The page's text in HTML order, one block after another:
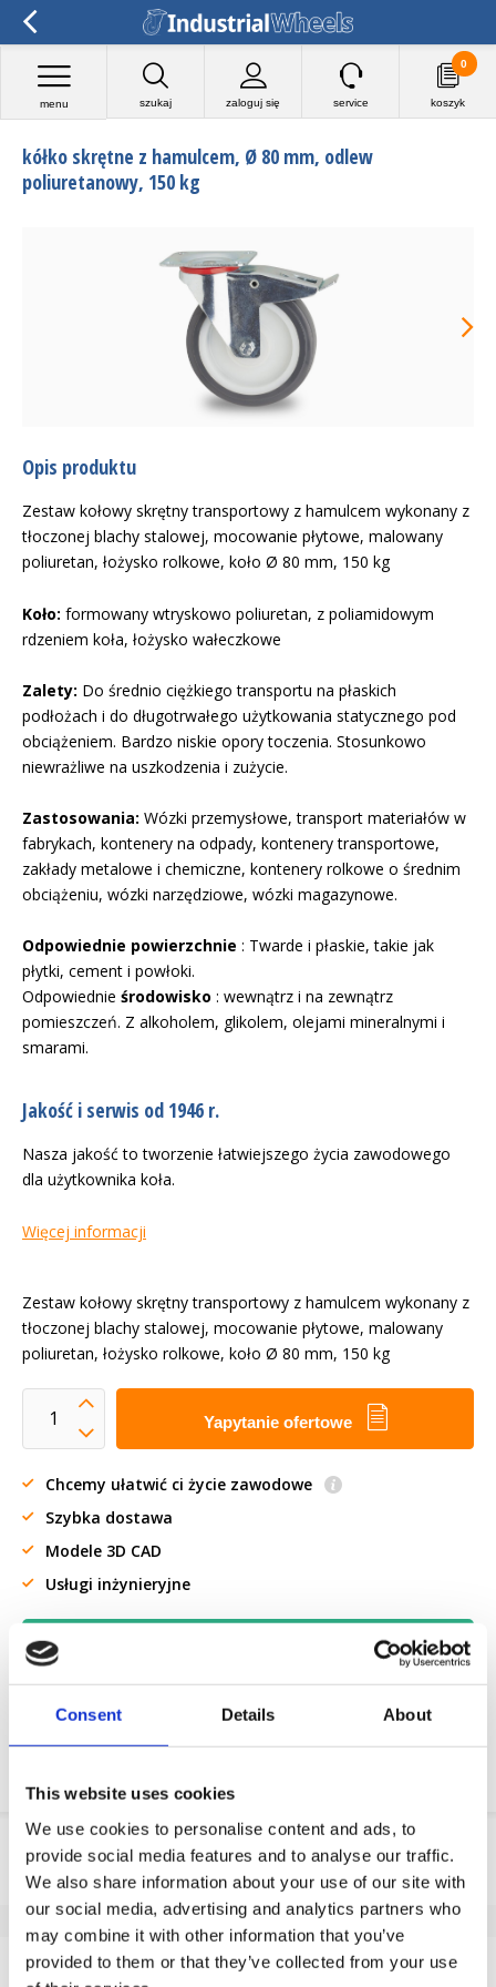
Consent Details About
This website uses cookies
We use cookies to personalise content and ads, to
provide social media features and to analyse our traffic.
We also share information about your use of our site with
our social media, advertising and analytics partners who
may combine it with other information that you’ve
provided to them or that they’ve collected from your use
szukaj zaloguj się
menu service koszyk
0
kółko skrętne z hamulcem, Ø 80 mm, odlew
poliuretanowy, 150 kg
Opis produktu
Zestaw kołowy skrętny transportowy z hamulcem wykonany z
tłoczonej blachy stalowej, mocowanie płytowe, malowany
poliuretan, łożysko rolkowe, koło Ø 80 mm, 150 kg
Koło: formowany wtryskowo poliuretan, z poliamidowym
rdzeniem koła, łożysko wałeczkowe
Zalety: Do średnio ciężkiego transportu na płaskich
podłożach i do długotrwałego użytkowania statycznego pod
obciążeniem. Bardzo niskie opory toczenia. Stosunkowo
niewrażliwe na uszkodzenia i zużycie.
Zastosowania: Wózki przemysłowe, transport materiałów w
fabrykach, kontenery na odpady, kontenery transportowe,
zakłady metalowe i chemiczne, kontenery rolkowe o średnim
obciążeniu, wózki narzędziowe, wózki magazynowe.
Odpowiednie powierzchnie : Twarde i płaskie, takie jak
płytki, cement i powłoki.
Odpowiednie środowisko : wewnątrz i na zewnątrz
pomieszczeń. Z alkoholem, glikolem, olejami mineralnymi i
smarami.
Jakość i serwis od 1946 r.
Nasza jakość to tworzenie łatwiejszego życia zawodowego
dla użytkownika koła.
Więcej informacji
Zestaw kołowy skrętny transportowy z hamulcem wykonany z
tłoczonej blachy stalowej, mocowanie płytowe, malowany
poliuretan, łożysko rolkowe, koło Ø 80 mm, 150 kg
Yapytanie ofertowe
Chcemy ułatwić ci życie zawodowe
Szybka dostawa
Modele 3D CAD
Usługi inżynieryjne
Odpornosc chemiczna
Informacje o produkcie
SKU
146952803G
EAN
8718116177159
Dane techniczne